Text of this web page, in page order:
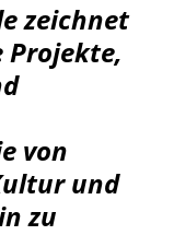
zeichnet
Projekte,
von
und
zu